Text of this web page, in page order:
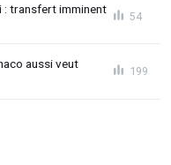
: transfert imminent
54
aussi veut
199